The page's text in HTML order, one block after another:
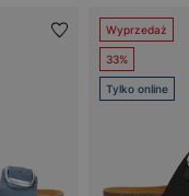
Wyprzedaż
33%
Tylko online